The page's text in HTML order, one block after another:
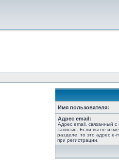
Имя пользователя:
Адрес email:
Адрес email, связанный с
записью. Если вы не
разделе, то это адрес e-
при регистрации.